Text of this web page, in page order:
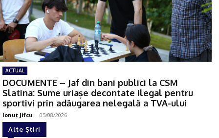
ACTUAL
DOCUMENTE – Jaf din bani publici la CSM
Slatina: Sume uriașe decontate ilegal pentru
sportivi prin adăugarea nelegală a TVA-ului
Ionuţ Jifcu - 05/08/2026
Alte Știri